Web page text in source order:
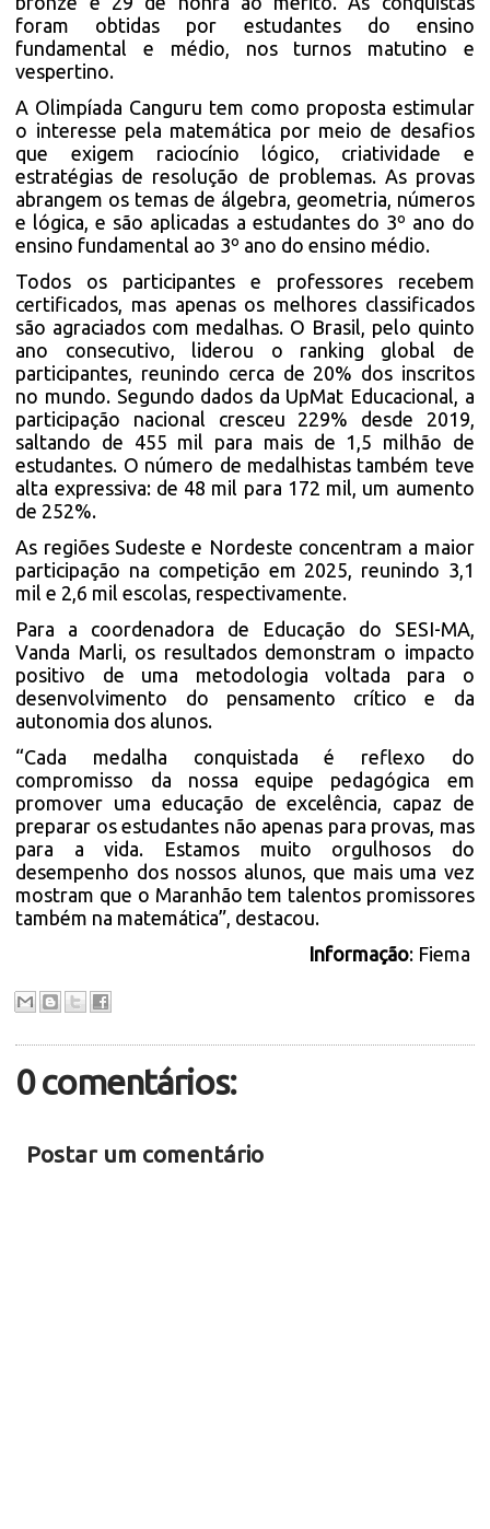
foram obtidas por estudantes do ensino
fundamental e médio, nos turnos matutino e
vespertino.
A Olimpíada Canguru tem como proposta estimular
o interesse pela matemática por meio de desafios
que exigem raciocínio lógico, criatividade e
estratégias de resolução de problemas. As provas
abrangem os temas de álgebra, geometria, números
e lógica, e são aplicadas a estudantes do 3º ano do
ensino fundamental ao 3º ano do ensino médio.
Todos os participantes e professores recebem
certificados, mas apenas os melhores classificados
são agraciados com medalhas. O Brasil, pelo quinto
ano consecutivo, liderou o ranking global de
participantes, reunindo cerca de 20% dos inscritos
no mundo. Segundo dados da UpMat Educacional, a
participação nacional cresceu 229% desde 2019,
saltando de 455 mil para mais de 1,5 milhão de
estudantes. O número de medalhistas também teve
alta expressiva: de 48 mil para 172 mil, um aumento
de 252%.
As regiões Sudeste e Nordeste concentram a maior
participação na competição em 2025, reunindo 3,1
mil e 2,6 mil escolas, respectivamente.
Para a coordenadora de Educação do SESI-MA,
Vanda Marli, os resultados demonstram o impacto
positivo de uma metodologia voltada para o
desenvolvimento do pensamento crítico e da
autonomia dos alunos.
“Cada medalha conquistada é reflexo do
compromisso da nossa equipe pedagógica em
promover uma educação de excelência, capaz de
preparar os estudantes não apenas para provas, mas
para a vida. Estamos muito orgulhosos do
desempenho dos nossos alunos, que mais uma vez
mostram que o Maranhão tem talentos promissores
também na matemática”, destacou.
Informação: Fiema
0 comentários:
Postar um comentário